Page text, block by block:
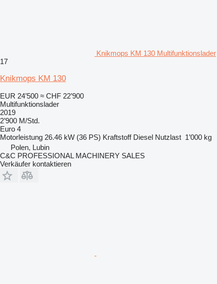
Knikmops KM 130 Multifunktionslader
17
Knikmops KM 130
EUR 24’500 ≈ CHF 22’900
Multifunktionslader
2019
2’900 M/Std.
Euro 4
Motorleistung 26.46 kW (36 PS) Kraftstoff Diesel Nutzlast 1’000 kg
Polen, Lubin
C&C PROFESSIONAL MACHINERY SALES
Verkäufer kontaktieren